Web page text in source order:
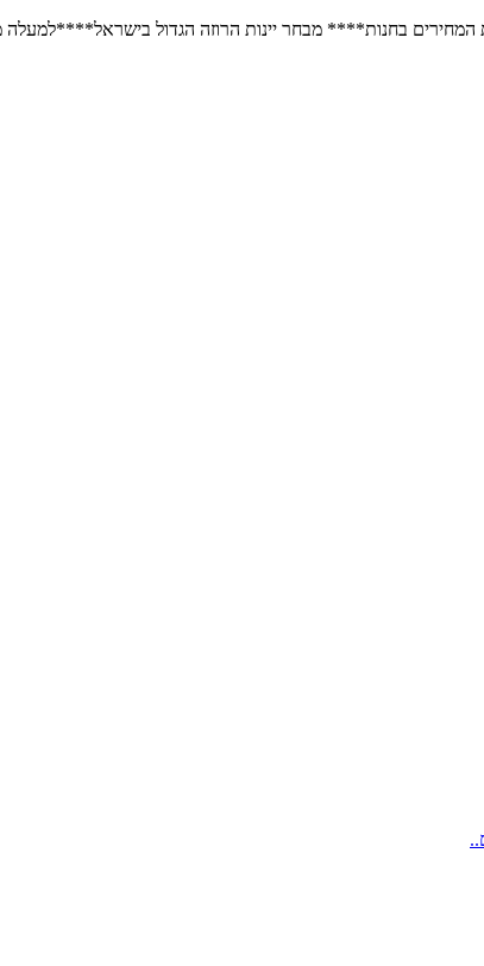
מבחר יינות הרוזה הגדול בישראל****למעלה מ-300 סוגי בירה מהארץ